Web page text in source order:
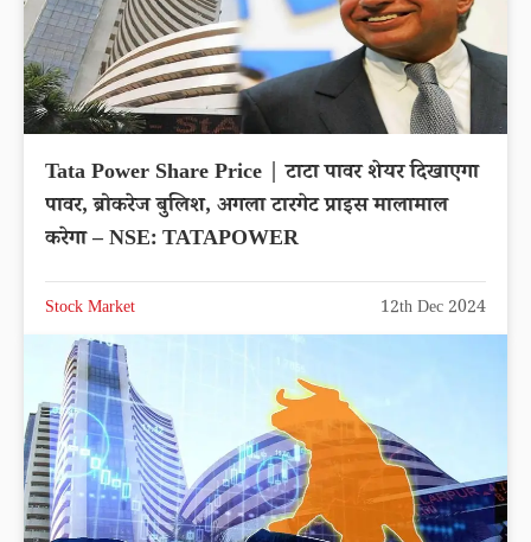
Tata Power Share Price | टाटा पावर शेयर दिखाएगा
पावर, ब्रोकरेज बुलिश, अगला टारगेट प्राइस मालामाल
करेगा – NSE: TATAPOWER
Stock Market 12th Dec 2024